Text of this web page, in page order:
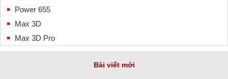
Power 655
Max 3D
Max 3D Pro
Bài viết mới